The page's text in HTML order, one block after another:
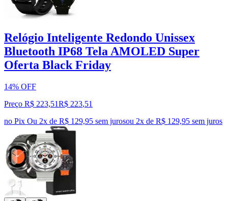
Relógio Inteligente Redondo Unissex
Bluetooth IP68 Tela AMOLED Super
Oferta Black Friday
14% OFF
Preço R$ 223,51R$ 223,51
no Pix Ou 2x de R$ 129,95 sem jurosou 2x de R$ 129,95 sem juros